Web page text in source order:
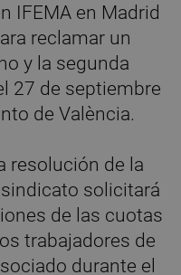
IFEMA en Madrid
reclamar un
y la segunda
27 de septiembre
de València.
resolución de la
solicitará
de las cuotas
trabajadores de
durante el